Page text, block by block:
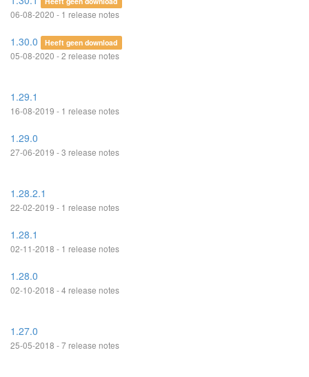
06-08-2020 - 1 release notes
1.30.0 Heeft geen download
05-08-2020 - 2 release notes
1.29.1
16-08-2019 - 1 release notes
1.29.0
27-06-2019 - 3 release notes
1.28.2.1
22-02-2019 - 1 release notes
1.28.1
02-11-2018 - 1 release notes
1.28.0
02-10-2018 - 4 release notes
1.27.0
25-05-2018 - 7 release notes